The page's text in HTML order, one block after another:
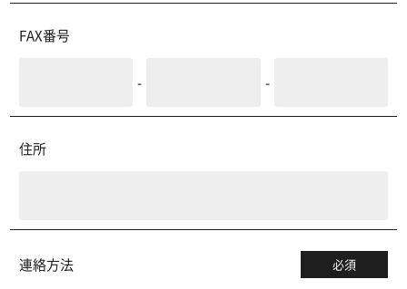
FAX番号
- -
住所
連絡方法 必須